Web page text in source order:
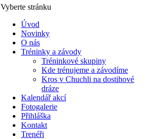
Vyberte stránku
Úvod
Novinky
O nás
Tréninky a závody
Tréninkové skupiny
Kde trénujeme a závodíme
Kros v Chuchli na dostihové
dráze
Kalendář akcí
Fotogalerie
Přihláška
Kontakt
Trenéři